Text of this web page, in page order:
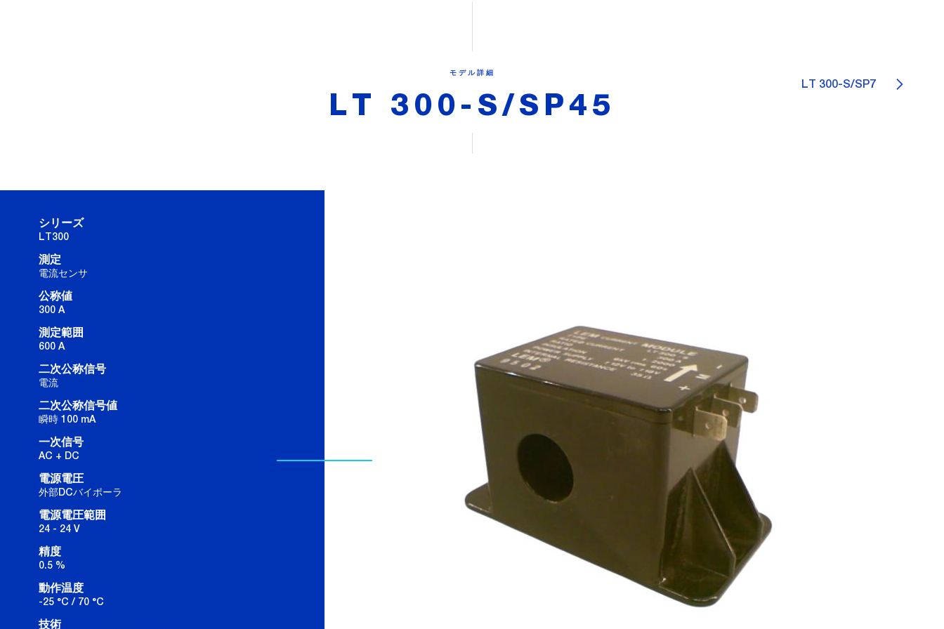
LT 300-S/SP7
モデル詳細
LT 300-S/SP45
シリーズ
LT300
測定
電流センサ
公称値
300 A
測定範囲
600 A
二次公称信号
電流
二次公称信号値
瞬時 100 mA
一次信号
AC + DC
電源電圧
外部DCバイポーラ
電源電圧範囲
24 - 24 V
精度
0.5 %
動作温度
-25 °C / 70 °C
技術